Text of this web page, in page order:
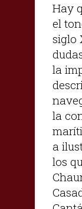
Hay
el
siglo
la
la
a
los